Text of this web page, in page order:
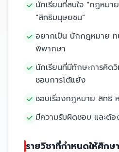
นักเรียนที่สนใจ "กฎหมา
"สิทธิมนุษยชน"
อยากเป็น นักกฎหมาย
พิพากษา
นักเรียนที่มีทักษะการคิดวิ
ชอบการโต้แย้ง
ชอบเรื่องกฎหมาย สิทธิ
มีความรับผิดชอบ และต้
รายวิชาที่กำหนดให้ศึกษ